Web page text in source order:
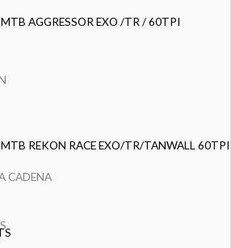
CADENA
AGGRESSOR EXO /TR / 60TPI
REKON RACE EXO/TR/TANWALL 60TPI